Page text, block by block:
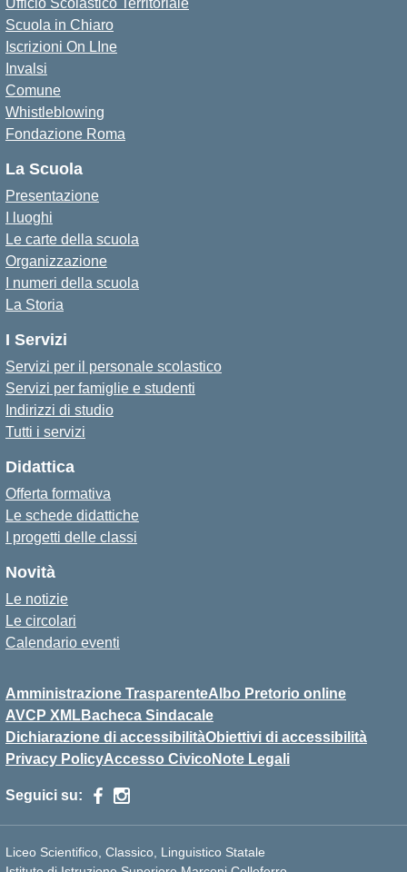
Ufficio Scolastico Territoriale
Scuola in Chiaro
Iscrizioni On LIne
Invalsi
Comune
Whistleblowing
Fondazione Roma
La Scuola
Presentazione
I luoghi
Le carte della scuola
Organizzazione
I numeri della scuola
La Storia
I Servizi
Servizi per il personale scolastico
Servizi per famiglie e studenti
Indirizzi di studio
Tutti i servizi
Didattica
Offerta formativa
Le schede didattiche
I progetti delle classi
Novità
Le notizie
Le circolari
Calendario eventi
Amministrazione TrasparenteAlbo Pretorio online
AVCP XMLBacheca Sindacale
Dichiarazione di accessibilitàObiettivi di accessibilità
Privacy PolicyAccesso Civico Note Legali
Seguici su:
Liceo Scientifico, Classico, Linguistico Statale